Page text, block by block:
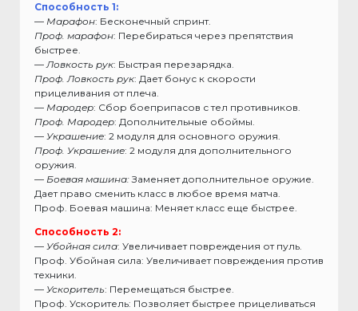
Способность 1:
— Марафон: Бесконечный спринт.
Проф. марафон: Перебираться через препятствия
быстрее.
—Ловкость рук: Быстрая перезарядка.
Проф. Ловкость рук: Дает бонус к скорости
прицеливания от плеча.
— Мародер: Сбор боеприпасов с тел противников.
Проф. Мародер: Дополнительные обоймы.
— Украшение: 2 модуля для основного оружия.
Проф. Украшение: 2 модуля для дополнительного
оружия.
— Боевая машина:Заменяет дополнительное оружие.
Дает право сменить класс в любое время матча.
Проф. Боевая машина: Меняет класс еще быстрее.
Способность 2:
— Убойная сила: Увеличивает повреждения от пуль.
Проф. Убойная сила: Увеличивает повреждения против
техники.
— Ускоритель: Перемещаться быстрее.
Проф. Ускоритель: Позволяет быстрее прицеливаться